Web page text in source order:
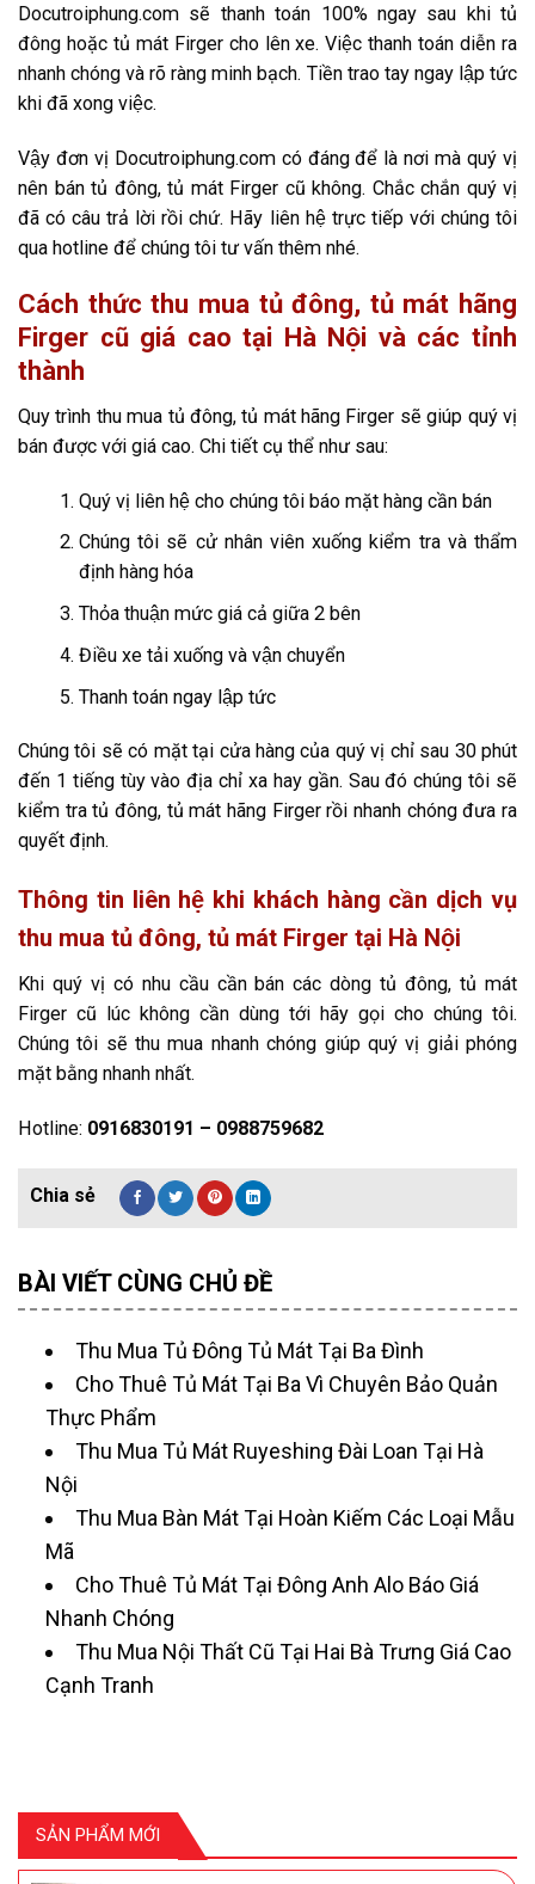
SẢN PHẨM MỚI
Docutroiphung.com sẽ thanh toán 100% ngay sau khi tủ
đông hoặc tủ mát Firger cho lên xe. Việc thanh toán diễn ra
nhanh chóng và rõ ràng minh bạch. Tiền trao tay ngay lập tức
khi đã xong việc.
Vậy đơn vị Docutroiphung.com có đáng để là nơi mà quý vị
nên bán tủ đông, tủ mát Firger cũ không. Chắc chắn quý vị
đã có câu trả lời rồi chứ. Hãy liên hệ trực tiếp với chúng tôi
qua hotline để chúng tôi tư vấn thêm nhé.
Cách thức thu mua tủ đông, tủ mát hãng
Firger cũ giá cao tại Hà Nội và các tỉnh
thành
Quy trình thu mua tủ đông, tủ mát hãng Firger sẽ giúp quý vị
bán được với giá cao. Chi tiết cụ thể như sau:
Quý vị liên hệ cho chúng tôi báo mặt hàng cần bán
Chúng tôi sẽ cử nhân viên xuống kiểm tra và thẩm
định hàng hóa
Thỏa thuận mức giá cả giữa 2 bên
Điều xe tải xuống và vận chuyển
Thanh toán ngay lập tức
Chúng tôi sẽ có mặt tại cửa hàng của quý vị chỉ sau 30 phút
đến 1 tiếng tùy vào địa chỉ xa hay gần. Sau đó chúng tôi sẽ
kiểm tra tủ đông, tủ mát hãng Firger rồi nhanh chóng đưa ra
quyết định.
Thông tin liên hệ khi khách hàng cần dịch vụ
thu mua tủ đông, tủ mát Firger tại Hà Nội
Khi quý vị có nhu cầu cần bán các dòng tủ đông, tủ mát
Firger cũ lúc không cần dùng tới hãy gọi cho chúng tôi.
Chúng tôi sẽ thu mua nhanh chóng giúp quý vị giải phóng
mặt bằng nhanh nhất.
Hotline: 0916830191 – 0988759682
BÀI VIẾT CÙNG CHỦ ĐỀ
Thu Mua Tủ Đông Tủ Mát Tại Ba Đình
Cho Thuê Tủ Mát Tại Ba Vì Chuyên Bảo Quản
Thực Phẩm
Thu Mua Tủ Mát Ruyeshing Đài Loan Tại Hà
Nội
Thu Mua Bàn Mát Tại Hoàn Kiếm Các Loại Mẫu
Mã
Cho Thuê Tủ Mát Tại Đông Anh Alo Báo Giá
Nhanh Chóng
Thu Mua Nội Thất Cũ Tại Hai Bà Trưng Giá Cao
Cạnh Tranh